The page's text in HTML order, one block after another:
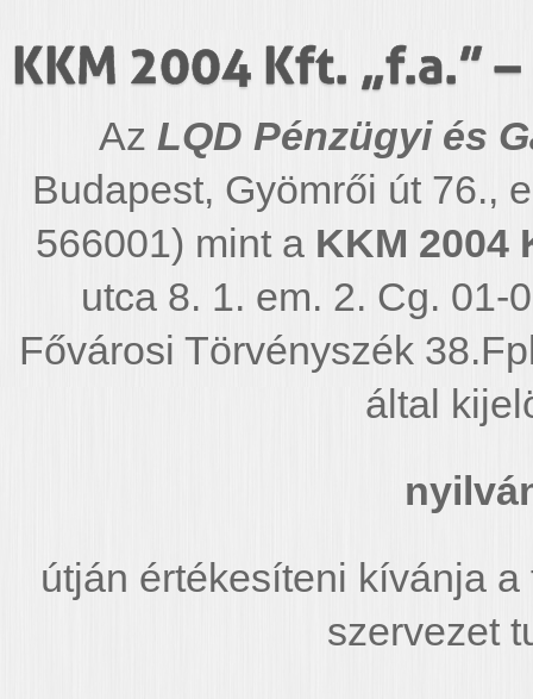
KKM 2004 Kft. „f.a.”
Az LQD Pénzügyi és
Budapest, Gyömrői út 76.,
566001) mint a KKM 2004
utca 8. 1. em. 2. Cg. 01-
Fővárosi Törvényszék
által
útján értékesíteni kívánja
szervezet